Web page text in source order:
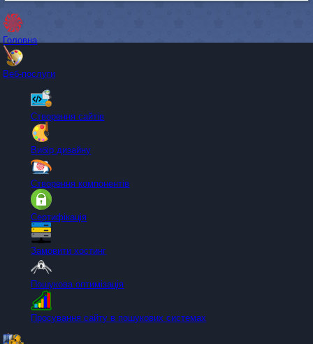
Головна
Веб-послуги
Створення сайтів
Вибір дизайну
Створення компонентів
Сертифікація
Замовити хостинг
Пошукова оптимізація
Просування сайту в пошукових системах